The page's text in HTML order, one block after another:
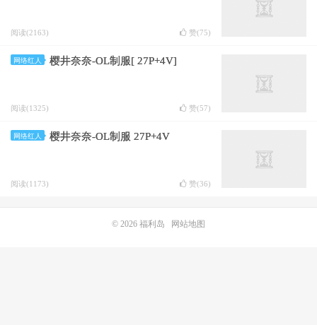
阅读(2163) 赞(75)
网络红人 樱井奈奈-OL制服[ 27P+4V]
阅读(1325) 赞(57)
网络红人 樱井奈奈-OL制服 27P+4V
阅读(1173) 赞(36)
© 2026 福利岛 网站地图